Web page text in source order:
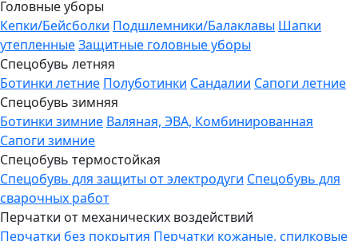
Головные уборы
Кепки/Бейсболки Подшлемники/Балаклавы Шапки
утепленныеЗащитные головные уборы
Спецобувь летняя
Ботинки летние Полуботинки Сандалии Сапоги летние
Спецобувь зимняя
Ботинки зимние Валяная, ЭВА, Комбинированная
Сапоги зимние
Спецобувь термостойкая
Спецобувь для защиты от электродуги Спецобувь для
сварочных работ
Перчатки от механических воздействий
Перчатки без покрытия Перчатки кожаные, спилковые